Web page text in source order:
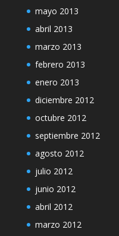
mayo 2013
abril 2013
marzo 2013
febrero 2013
enero 2013
diciembre 2012
octubre 2012
septiembre 2012
agosto 2012
julio 2012
junio 2012
abril 2012
marzo 2012